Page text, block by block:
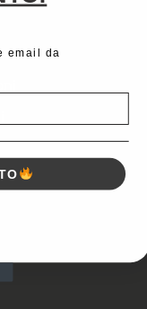
email da